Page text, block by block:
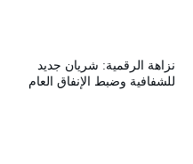
نزاهة الرقمية: شريان جديد
للشفافية وضبط الإنفاق العام